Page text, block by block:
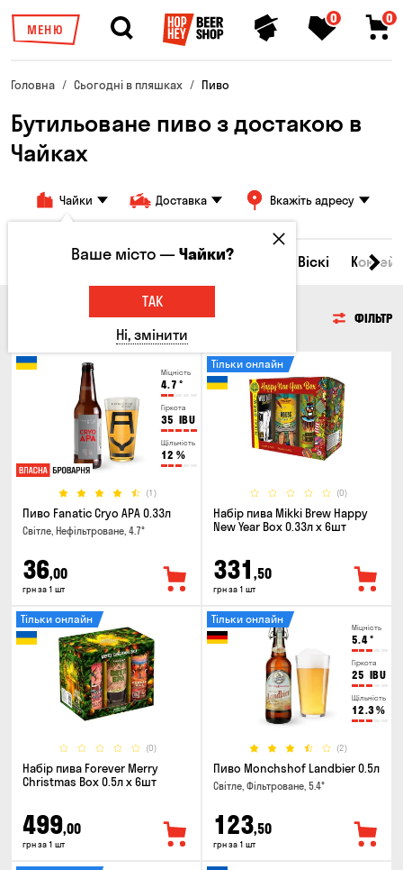
МЕНЮ
0 0
Головна Сьогодні в пляшках Пиво
Бутильоване пиво з достакою в
Чайках
Чайки Доставка Вкажіть адресу
Всі товари Пиво Сидр Віскі
ФІЛЬТР
Міцність
4.7 °
Гіркота
35 IBU
Щільність
12 %
(1)
Пиво Fanatic Cryo APA 0.33л
Світле, Нефільтроване, 4.7°
36,00
грн за 1 шт
(0)
Тільки онлайн
Набір пива Mikki Brew Happy
New Year Box 0.33л x 6шт
331 ,50
грн за 1 шт
(0)
Тільки онлайн
Набір пива Forever Merry
Christmas Box 0.5л x 6шт
499,00
грн за 1 шт
Міцність
5.4°
Гіркота
25 IBU
Щільність
12.3%
(2)
Тільки онлайн
Пиво Monchshof Landbier 0.5л
Світле, Фільтроване, 5.4°
123,50
грн за 1 шт
Ваше місто —Чайки?
ТАК
Ні, змінити